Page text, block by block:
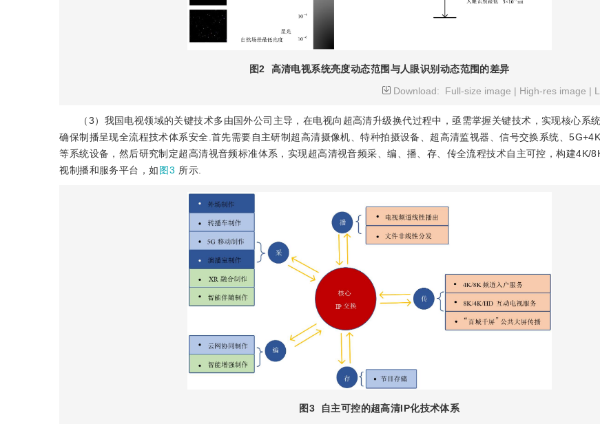
图2
高清电视系统亮度动态范围与人眼识别动态范围的差异
Download:
Full-size image | High-res image |
（3）我国电视领域的关键技术多由国外公司主导，在电视向超高清升级换代过程中，亟需掌握关键技术，实现核心系
确保制播呈现全流程技术体系安全.首先需要自主研制超高清摄像机、特种拍摄设备、超高清监视器、信号交换系统、
等系统设备，然后研究制定超高清视音频标准体系，实现超高清视音频采、编、播、存、传全流程技术自主可控，构建4K/
视制播和服务平台，如图3 所示.
图3 自主可控的超高清IP化技术体系